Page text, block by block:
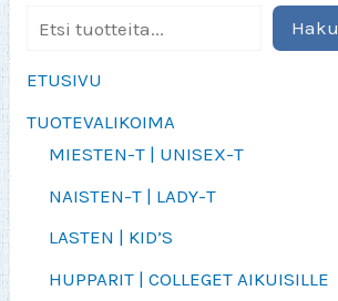
Haku
ETUSIVU
TUOTEVALIKOIMA
MIESTEN-T | UNISEX-T
NAISTEN-T | LADY-T
LASTEN | KID’S
HUPPARIT | COLLEGET AIKUISILLE